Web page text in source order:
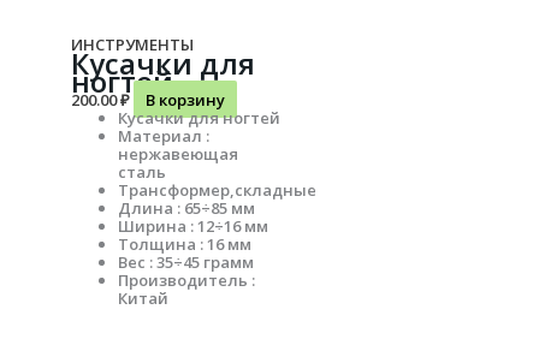
ИНСТРУМЕНТЫ
Кусачки для
ногтей
200.00₽
В корзину
Кусачки для ногтей
Материал :
нержавеющая
сталь
Трансформер,складные
Длина : 65÷85 мм
Ширина : 12÷16 мм
Толщина : 16 мм
Вес : 35÷45 грамм
Производитель :
Китай